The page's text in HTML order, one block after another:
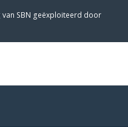
SBN geëxploiteerd door